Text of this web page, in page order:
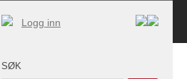
Logg inn
SØK